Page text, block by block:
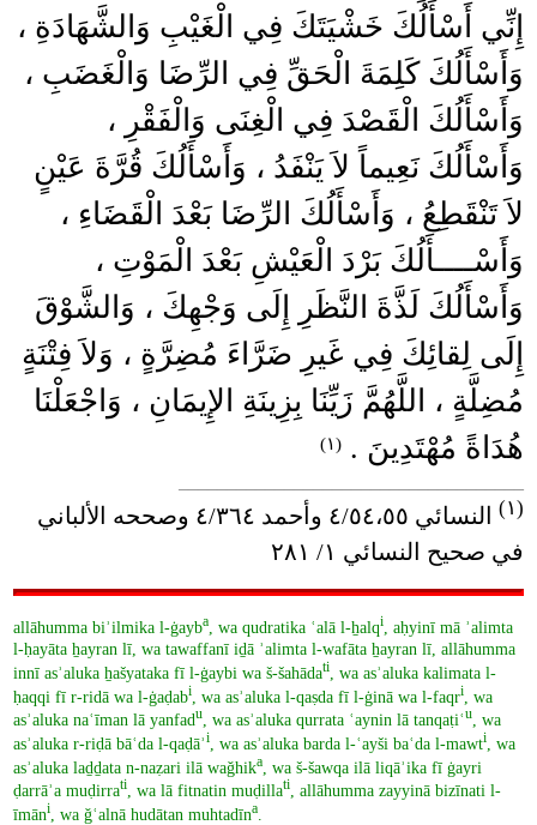
إِنِّي أَسْأَلُكَ خَشْيَتَكَ فِي الْغَيْبِ وَالشَّهَادَةِ ،
وَأَسْأَلُكَ كَلِمَةَ الْحَقِّ فِي الرِّضَا وَالْغَضَبِ ،
وَأَسْأَلُكَ الْقَصْدَ فِي الْغِنَى وَالْفَقْرِ ،
وَأَسْأَلُكَ نَعِيماً لاَ يَنْفَدُ ، وَأَسْأَلُكَ قُرَّةَ عَيْنٍ
لاَ تَنْقَطِعُ ، وَأَسْأَلُكَ الرِّضَا بَعْدَ الْقَضَاءِ ،
وَأَسْــــأَلُكَ بَرْدَ الْعَيْشِ بَعْدَ الْمَوْتِ ،
وَأَسْأَلُكَ لَذَّةَ النَّظَرِ إِلَى وَجْهِكَ ، وَالشَّوْقَ
إِلَى لِقائِكَ فِي غَيرِ ضَرَّاءَ مُضِرَّةٍ ، وَلاَ فِتْنَةٍ
مُضِلَّةٍ ، اللَّهُمَّ زَيِّنَا بِزِينَةِ الإِيمَانِ ، وَاجْعَلْنَا
هُدَاةً مُهْتَدِينَ . (١)
(١)
النسائي ٤/٥٤،٥٥ وأحمد ٤/٣٦٤ وصححه الألباني
في صحيح النسائي ١/ ٢٨١
allāhumma biʾilmika l-ġayba, wa qudratika ʿalā l-ẖalqi, aḥyinī mā ʾalimta
l-ḥayāta ẖayran lī, wa tawaffanī iḏā ʾalimta l-wafāta ẖayran lī, allāhumma
innī asʾaluka ẖašyataka fī l-ġaybi wa š-šahādati , wa asʾaluka kalimata l-
ḥaqqi fī r-ridā wa l-ġaḍabi , wa asʾaluka l-qaṣda fī l-ġinā wa l-faqri , wa
asʾaluka naʿīman lā yanfadu, wa asʾaluka qurrata ʿaynin lā tanqaṭiʿu, wa
asʾaluka r-riḍā bāʿda l-qaḍāʾi , wa asʾaluka barda l-ʿayši baʿda l-mawti , wa
asʾaluka laḏḏata n-naẓari ilā waǧhika , wa š-šawqa ilā liqāʾika fī ġayri
ḍarrāʾa muḍirrati, wa lā fitnatin muḍillati, allāhumma zayyinā bizīnati l-
īmāni , wa ǧʿalnā hudātan muhtadīna